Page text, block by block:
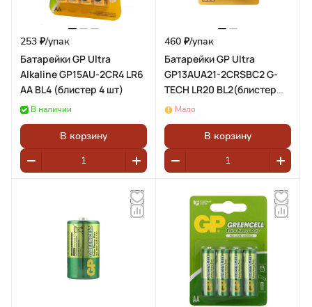
253 ₽/упак
Батарейки GP Ultra
Alkaline GP15AU-2CR4 LR6
АА BL4 (блистер 4 шт)
В наличии
В корзину
460 ₽/упак
Батарейки GP Ultra
GP13AUA21-2CRSBC2 G-
TECH LR20 BL2(блистер
2шт)Мало
В корзину